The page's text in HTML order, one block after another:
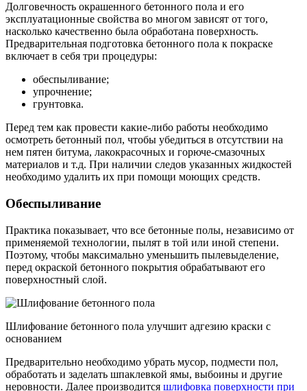
Долговечность окрашенного бетонного пола и его
эксплуатационные свойства во многом зависят от того,
насколько качественно была обработана поверхность.
Предварительная подготовка бетонного пола к покраске
включает в себя три процедуры:
обеспыливание;
упрочнение;
грунтовка.
Перед тем как провести какие-либо работы необходимо
осмотреть бетонный пол, чтобы убедиться в отсутствии на
нем пятен битума, лакокрасочных и горюче-смазочных
материалов и т.д. При наличии следов указанных жидкостей
необходимо удалить их при помощи моющих средств.
Обеспыливание
Практика показывает, что все бетонные полы, независимо от
применяемой технологии, пылят в той или иной степени.
Поэтому, чтобы максимально уменьшить пылевыделение,
перед окраской бетонного покрытия обрабатывают его
поверхностный слой.
Шлифование бетонного пола улучшит адгезию краски с
основанием
Предварительно необходимо убрать мусор, подмести пол,
обработать и заделать шпаклевкой ямы, выбоины и другие
неровности. Далее производится шлифовка поверхности при